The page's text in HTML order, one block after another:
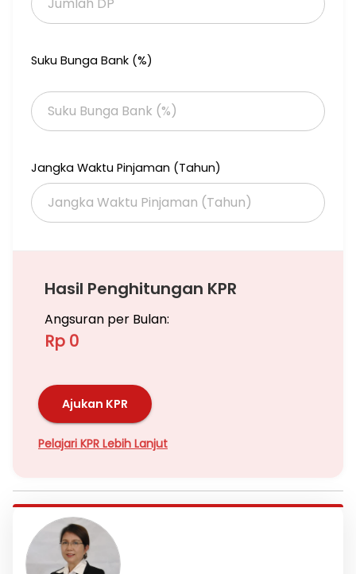
Suku Bunga Bank (%)
Jangka Waktu Pinjaman (Tahun)
Hasil Penghitungan KPR
Angsuran per Bulan:
Rp 0
Ajukan KPR
Pelajari KPR Lebih Lanjut